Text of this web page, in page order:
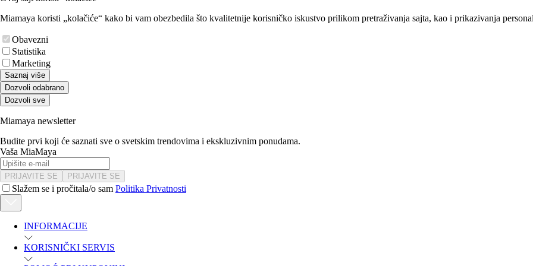
Miamaya koristi „kolačiće“ kako bi vam obezbedila što kvalitetnije korisničko iskustvo prilikom pretraživanja sajta, kao i prikazivanja
Obavezni
Statistika
Marketing
Saznaj više
Dozvoli odabrano
Dozvoli sve
Miamaya newsletter
Budite prvi koji će saznati sve o svetskim trendovima i ekskluzivnim ponudama.
Vaša MiaMaya
PRIJAVITE SE PRIJAVITE SE
Slažem se i pročitala/o sam Politika Privatnosti
INFORMACIJE
KORISNIČKI SERVIS